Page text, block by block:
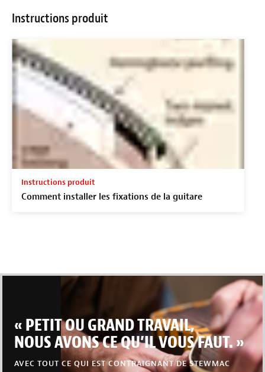
Instructions produit
Instructions produit
Comment installer les fixations de la guitare
« PETIT OU GRAND TRAVAIL,
NOUS AVONS CE QU’IL VOUS FAUT. »
AVEC TOUT CE QUI EST CONTRAIGNANT DE STEWMAC